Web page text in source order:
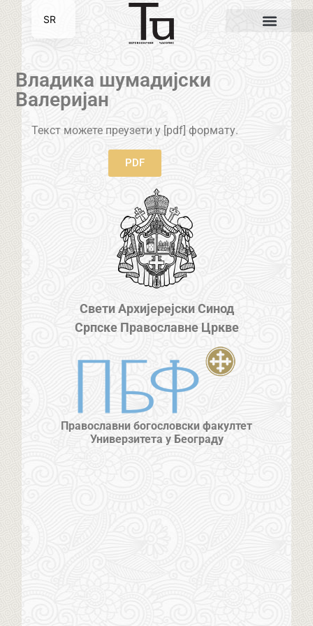
Владика шумадијски
Валеријан
Текст можете преузети у [pdf] формату.
PDF
Свети Архијерејски Синод
Српске Православне Цркве
Православни богословски факултет
Универзитета у Београду
SR
EN